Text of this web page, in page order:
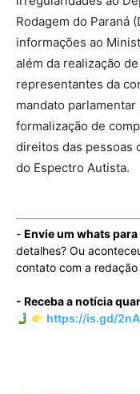
Rodagem do Paraná
informações ao
além da realização
representantes da
mandato
formalização de
direitos das pessoas
do Espectro Autista.
- Envie um whats
detalhes? Ou
contato com a
- Receba a notícia
https://is.gd/